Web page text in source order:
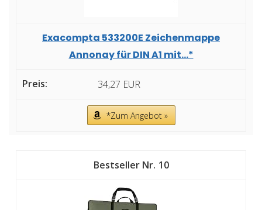
Exacompta 533200E Zeichenmappe
Annonay für DIN A1 mit...*
34,27 EUR
*Zum Angebot »
10